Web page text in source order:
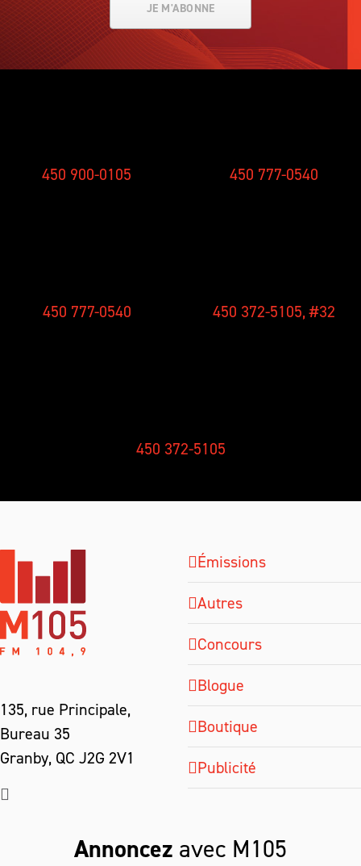
JE M'ABONNE
450 900-0105 450 777-0540
450 777-0540 450 372-5105, #32
450 372-5105
135, rue Principale,
Bureau 35
Granby, QC J2G 2V1
Émissions
Autres
Concours
Blogue
Boutique
Publicité
Annoncez avec M105